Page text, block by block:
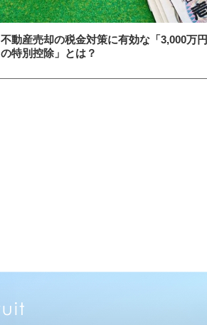
不動産売却の税金対策に有効な「3,000万円
の特別控除」とは？